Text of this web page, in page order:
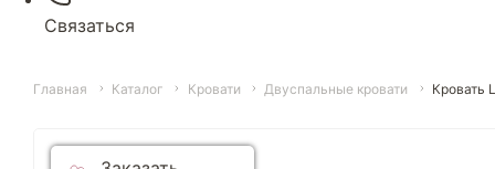
Связаться
Главная Каталог Кровати Двуспальные кровати Кровать